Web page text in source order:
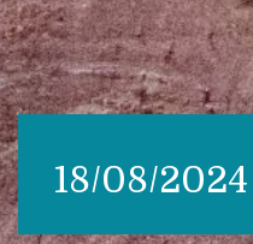
18/08/2024